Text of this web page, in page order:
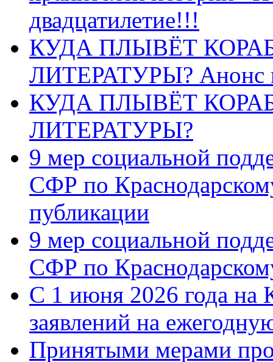
двадцатилетие!!!
КУДА ПЛЫВЁТ
ЛИТЕРАТУРЫ? Анонс
КУДА ПЛЫВЁТ
ЛИТЕРАТУРЫ?
9 мер социальной
СФР по
публикации
9 мер социальной
СФР по
С 1 июня 2026 года на
заявлений на
Принятыми мерами